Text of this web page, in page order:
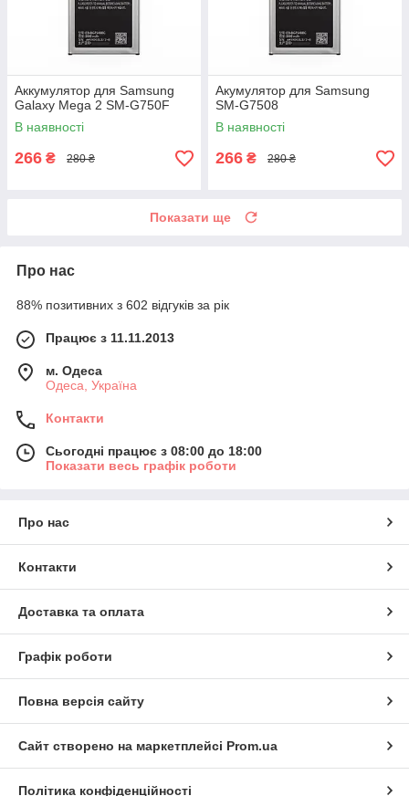
Аккумулятор для Samsung
Galaxy Mega 2 SM-G750F
В наявності
266 ₴ 280 ₴
Акумулятор для Samsung
SM-G7508
В наявності
266 ₴ 280 ₴
Показати ще
Про нас
88% позитивних з 602 відгуків за рік
Працює з 11.11.2013
м. Одеса
Одеса, Україна
Контакти
Сьогодні працює з 08:00 до 18:00
Показати весь графік роботи
Про нас
Контакти
Доставка та оплата
Графік роботи
Повна версія сайту
Сайт створено на маркетплейсі Prom.ua
Політика конфіденційності